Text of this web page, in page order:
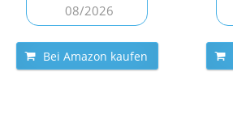
08/2026
Bei Amazon kaufen